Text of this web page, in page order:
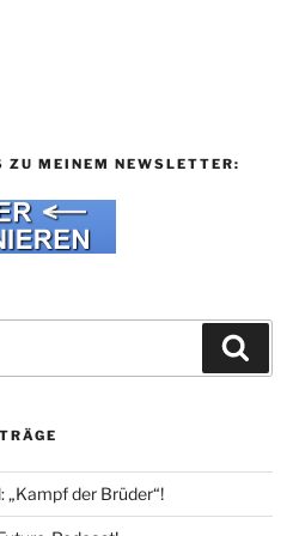
ZU MEINEM NEWSLETTER:
„Kampf der Brüder“!